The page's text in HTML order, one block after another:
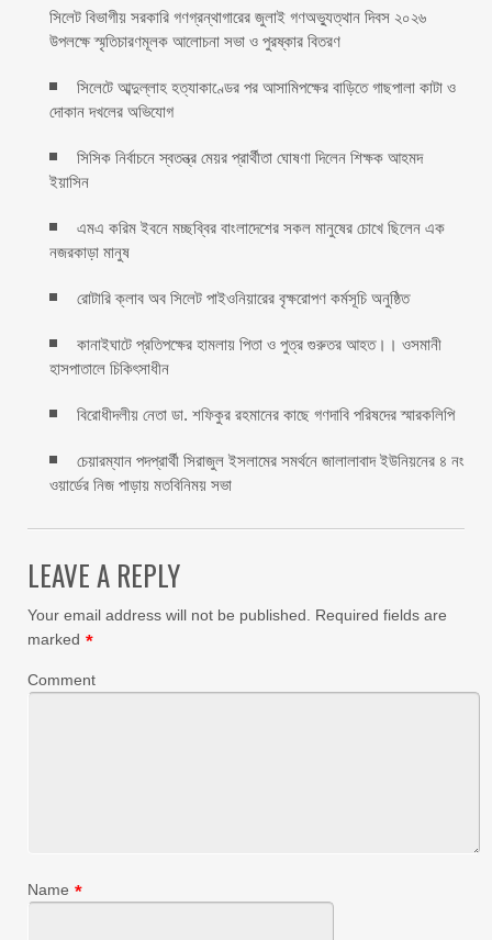
সিলেট বিভাগীয় সরকারি গণগ্রন্থাগারের জুলাই গণঅভ্যুত্থান দিবস ২০২৬
উপলক্ষে স্মৃতিচারণমূলক আলোচনা সভা ও পুরষ্কার বিতরণ ‎ ‎
সিলেটে আব্দুল্লাহ হত্যাকাণ্ডের পর আসামিপক্ষের বাড়িতে গাছপালা কাটা ও
দোকান দখলের অভিযোগ
সিসিক নির্বাচনে স্বতন্ত্র মেয়র প্রার্থীতা ঘোষণা দিলেন শিক্ষক আহমদ
ইয়াসিন
এমএ করিম ইবনে মচ্ছব্বির বাংলাদেশের সকল মানুষের চোখে ছিলেন এক
নজরকাড়া মানুষ ‎
রোটারি ক্লাব অব সিলেট পাইওনিয়ারের বৃক্ষরোপণ কর্মসূচি অনুষ্ঠিত
কানাইঘাটে প্রতিপক্ষের হামলায় পিতা ও পুত্র গুরুতর আহত।। ওসমানী
হাসপাতালে চিকিৎসাধীন
বিরোধীদলীয় নেতা ডা. শফিকুর রহমানের কাছে গণদাবি পরিষদের স্মারকলিপি ‎
চেয়ারম্যান পদপ্রার্থী সিরাজুল ইসলামের সমর্থনে জালালাবাদ ইউনিয়নের ৪ নং
ওয়ার্ডের নিজ পাড়ায় মতবিনিময় সভা
LEAVE A REPLY
Your email address will not be published.
Required fields are
marked *
Comment
Name *